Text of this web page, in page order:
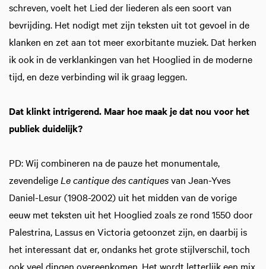
schreven, voelt het Lied der liederen als een soort van
bevrijding. Het nodigt met zijn teksten uit tot gevoel in de
klanken en zet aan tot meer exorbitante muziek. Dat herken
ik ook in de verklankingen van het Hooglied in de moderne
tijd, en deze verbinding wil ik graag leggen.
Dat klinkt intrigerend. Maar hoe maak je dat nou voor het
publiek duidelijk?
PD: Wij combineren na de pauze het monumentale,
zevendelige Le cantique des cantiquesvan Jean-Yves
Daniel-Lesur (1908-2002) uit het midden van de vorige
eeuw met teksten uit het Hooglied zoals ze rond 1550 door
Palestrina, Lassus en Victoria getoonzet zijn, en daarbij is
het interessant dat er, ondanks het grote stijlverschil, toch
ook veel dingen overeenkomen. Het wordt letterlijk een mix.